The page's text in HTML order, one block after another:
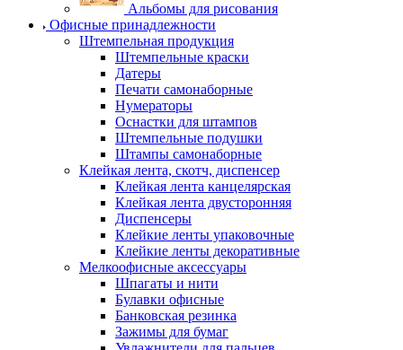
Альбомы для рисования
Офисные принадлежности
Штемпельная продукция
Штемпельные краски
Датеры
Печати самонаборные
Нумераторы
Оснастки для штампов
Штемпельные подушки
Штампы самонаборные
Клейкая лента, скотч, диспенсер
Клейкая лента канцелярская
Клейкая лента двусторонняя
Диспенсеры
Клейкие ленты упаковочные
Клейкие ленты декоративные
Мелкоофисные аксессуары
Шпагаты и нити
Булавки офисные
Банковская резинка
Зажимы для бумаг